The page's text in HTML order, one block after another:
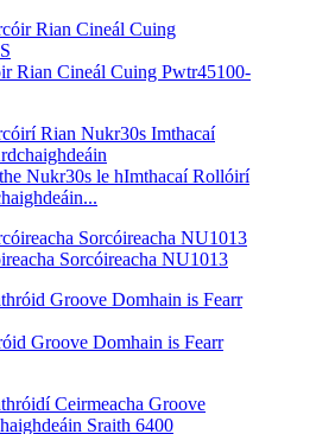
Rian Cineál Cuing Pwtr45100-
Nukr30s le hImthacaí Rollóirí
Sorcóireacha NU1013
Groove Domhain is Fearr